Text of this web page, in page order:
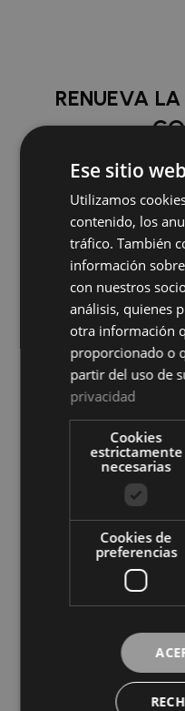
RENUEVA
Impermeable Cotoblau
Ver precio
COMPRAR
Compra al
Ese sitio
Utilizamos
contenido, los
tráfico. También
información
con nuestros
análisis, quienes
otra información
proporcionado o
partir del uso de
privacidad
Cookies
estrictamente
necesarias
Cookies de
preferencias